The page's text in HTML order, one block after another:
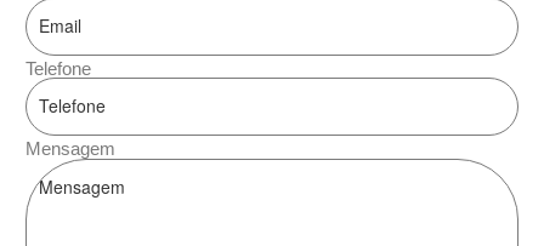
Telefone
Mensagem